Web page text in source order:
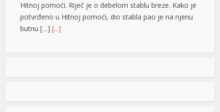
Hitnoj pomoći. Riječ je o debelom stablu breze. Kako je
potvrđeno u Hitnoj pomoći, dio stabla pao je na njenu
butnu […][...]
Snimak s Jadrana izazvao bijes javnosti: Muškarac džet
Snimak s Kraljičine plaže u Ninu izazvao je
kako osoba na džet skiju prilazi